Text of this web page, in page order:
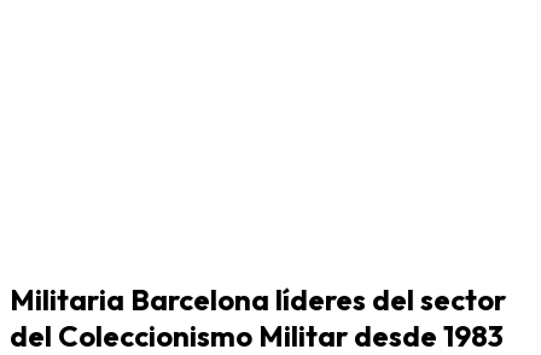
Militaria Barcelona líderes del sector
del Coleccionismo Militar desde 1983